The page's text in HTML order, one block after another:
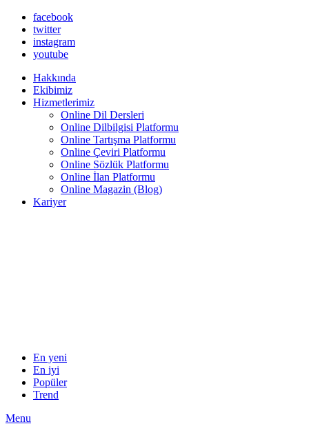
facebook
twitter
instagram
youtube
Hakkında
Ekibimiz
Hizmetlerimiz
Online Dil Dersleri
Online Dilbilgisi Platformu
Online Tartışma Platformu
Online Çeviri Platformu
Online Sözlük Platformu
Online İlan Platformu
Online Magazin (Blog)
Kariyer
En yeni
En iyi
Popüler
Trend
Menu